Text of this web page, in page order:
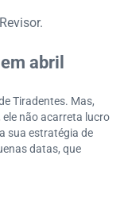
abril
Tiradentes. Mas,
não acarreta lucro
sua estratégia de
datas, que